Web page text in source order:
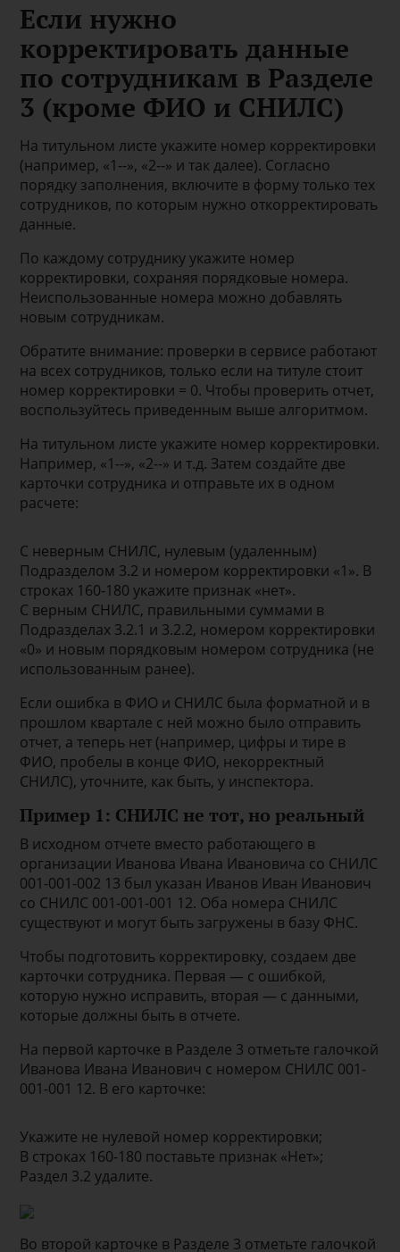
Если нужно
корректировать данные
по сотрудникам в Разделе
3 (кроме ФИО и СНИЛС)
На титульном листе укажите номер корректировки
(например, «1--», «2--» и так далее). Согласно
порядку заполнения, включите в форму только тех
сотрудников, по которым нужно откорректировать
данные.
По каждому сотруднику укажите номер
корректировки, сохраняя порядковые номера.
Неиспользованные номера можно добавлять
новым сотрудникам.
Обратите внимание: проверки в сервисе работают
на всех сотрудников, только если на титуле стоит
номер корректировки = 0. Чтобы проверить отчет,
воспользуйтесь приведенным выше алгоритмом.
На титульном листе укажите номер корректировки.
Например, «1--», «2--» и т.д. Затем создайте две
карточки сотрудника и отправьте их в одном
расчете:
С неверным СНИЛС, нулевым (удаленным)
Подразделом 3.2 и номером корректировки «1». В
строках 160-180 укажите признак «нет».
С верным СНИЛС, правильными суммами в
Подразделах 3.2.1 и 3.2.2, номером корректировки
«0» и новым порядковым номером сотрудника (не
использованным ранее).
Если ошибка в ФИО и СНИЛС была форматной и в
прошлом квартале с ней можно было отправить
отчет, а теперь нет (например, цифры и тире в
ФИО, пробелы в конце ФИО, некорректный
СНИЛС), уточните, как быть, у инспектора.
Пример 1: СНИЛС не тот, но реальный
В исходном отчете вместо работающего в
организации Иванова Ивана Ивановича со СНИЛС
001-001-002 13 был указан Иванов Иван Иванович
со СНИЛС 001-001-001 12. Оба номера СНИЛС
существуют и могут быть загружены в базу ФНС.
Чтобы подготовить корректировку, создаем две
карточки сотрудника. Первая — с ошибкой,
которую нужно исправить, вторая — с данными,
которые должны быть в отчете.
На первой карточке в Разделе 3 отметьте галочкой
Иванова Ивана Иванович с номером СНИЛС 001-
001-001 12. В его карточке:
Укажите не нулевой номер корректировки;
В строках 160-180 поставьте признак «Нет»;
Раздел 3.2 удалите.
Во второй карточке в Разделе 3 отметьте галочкой